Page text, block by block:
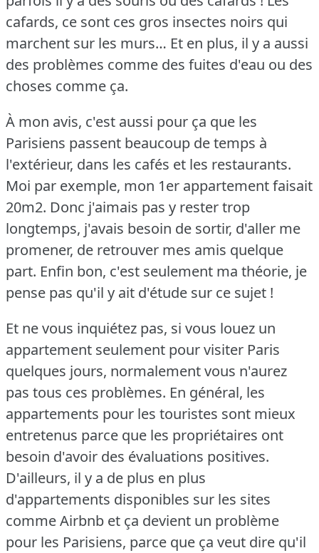
cafards, ce sont ces gros insectes noirs qui
marchent sur les murs… Et en plus, il y a aussi
des problèmes comme des fuites d'eau ou des
choses comme ça.
À mon avis, c'est aussi pour ça que les
Parisiens passent beaucoup de temps à
l'extérieur, dans les cafés et les restaurants.
Moi par exemple, mon 1er appartement faisait
20m2. Donc j'aimais pas y rester trop
longtemps, j'avais besoin de sortir, d'aller me
promener, de retrouver mes amis quelque
part. Enfin bon, c'est seulement ma théorie, je
pense pas qu'il y ait d'étude sur ce sujet !
Et ne vous inquiétez pas, si vous louez un
appartement seulement pour visiter Paris
quelques jours, normalement vous n'aurez
pas tous ces problèmes. En général, les
appartements pour les touristes sont mieux
entretenus parce que les propriétaires ont
besoin d'avoir des évaluations positives.
D'ailleurs, il y a de plus en plus
d'appartements disponibles sur les sites
comme Airbnb et ça devient un problème
pour les Parisiens, parce que ça veut dire qu'il